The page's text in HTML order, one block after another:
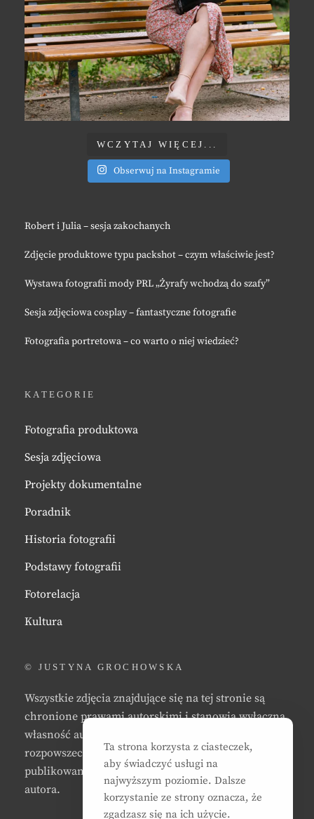
WCZYTAJ WIĘCEJ...
Obserwuj na Instagramie
Robert i Julia – sesja zakochanych
Zdjęcie produktowe typu packshot – czym właściwie jest?
Wystawa fotografii mody PRL „Żyrafy wchodzą do szafy”
Sesja zdjęciowa cosplay – fantastyczne fotografie
Fotografia portretowa – co warto o niej wiedzieć?
KATEGORIE
Fotografia produktowa
Sesja zdjęciowa
Projekty dokumentalne
Poradnik
Historia fotografii
Podstawy fotografii
Fotorelacja
Kultura
© JUSTYNA GROCHOWSKA
Wszystkie zdjęcia znajdujące się na tej stronie są
chronione prawami autorskimi i stanowią wyłączną
własność autora strony. Zabrania się kopiowania,
rozpowszechniania, reprodukowania,
publikowania, i/lub modyfikowania zdjęć bez zgody
autora.
Ta strona korzysta z ciasteczek,
aby świadczyć usługi na
najwyższym poziomie. Dalsze
korzystanie ze strony oznacza, że
zgadzasz się na ich użycie.